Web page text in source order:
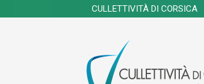
CULLETTIVITÀ DI CORSICA